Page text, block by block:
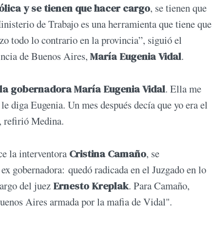
y se tienen que hacer cargo, se tienen que
de Trabajo es una herramienta que tiene que
todo lo contrario en la provincia”, siguió el
de Buenos Aires, María Eugenia Vidal.
gobernadora María Eugenia Vidal. Ella me
diga Eugenia. Un mes después decía que yo era el
refirió Medina.
la interventora Cristina Camaño, se
gobernadora: quedó radicada en el Juzgado en lo
del juez Ernesto Kreplak. Para Camaño,
Aires armada por la mafia de Vidal".